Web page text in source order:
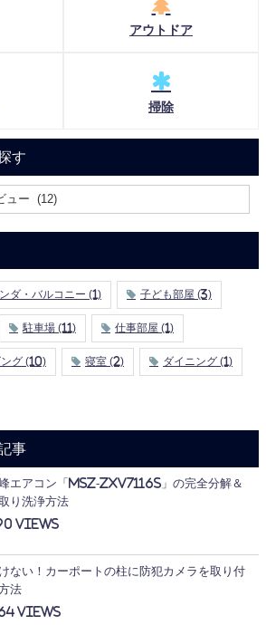
アウトドア
掃除
す
ダ・バルコニー (1) 子ども部屋 (3)
駐車場 (11) 仕事部屋 (1)
ング (10) 寝室 (2) ダイニング (1)
事
エアコン「MSZ-ZXV7116S」の完全分解＆
り洗浄方法
ない！カーポートの柱に防犯カメラを取り付
法